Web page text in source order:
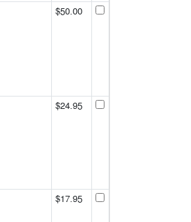
$50.00
$24.95
$17.95